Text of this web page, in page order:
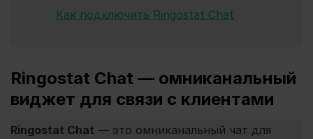
Как подключить Ringostat Chat
Ringostat Chat — омниканальный
виджет для связи с клиентами
Ringostat Chat — это омниканальный чат для